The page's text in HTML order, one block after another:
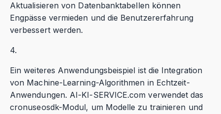
Aktualisieren von Datenbanktabellen können
Engpässe vermieden und die Benutzererfahrung
verbessert werden.
4.
Ein weiteres Anwendungsbeispiel ist die Integration
von Machine-Learning-Algorithmen in Echtzeit-
Anwendungen. AI-KI-SERVICE.com verwendet das
cronuseosdk-Modul, um Modelle zu trainieren und